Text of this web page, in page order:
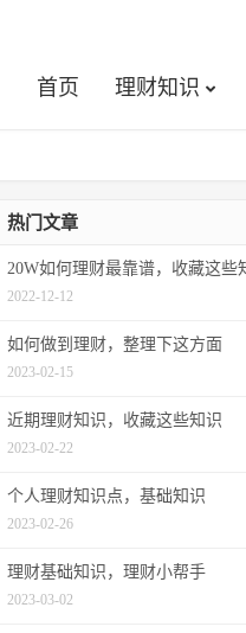
首页 理财知识
热门文章
20W如何理财最靠谱，收藏这些
2022-12-12
如何做到理财，整理下这方面
2023-02-15
近期理财知识，收藏这些知识
2023-02-22
个人理财知识点，基础知识
2023-02-26
理财基础知识，理财小帮手
2023-03-02